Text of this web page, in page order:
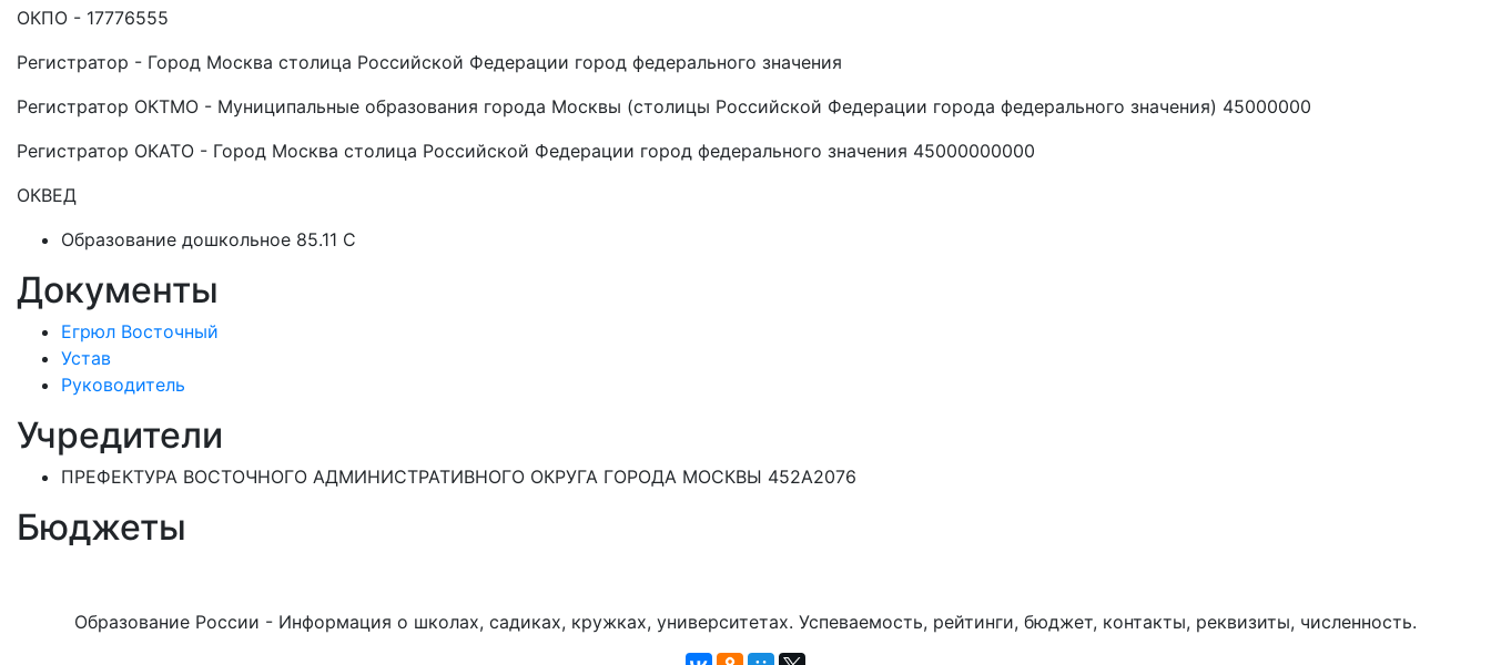
ОКПО - 17776555
Регистратор - Город Москва столица Российской Федерации город федерального значения
Регистратор ОКТМО - Муниципальные образования города Москвы (столицы Российской Федерации города федерального значения) 45000000
Регистратор ОКАТО - Город Москва столица Российской Федерации город федерального значения 45000000000
ОКВЕД
Образование дошкольное 85.11 C
Документы
Егрюл Восточный
Устав
Руководитель
Учредители
ПРЕФЕКТУРА ВОСТОЧНОГО АДМИНИСТРАТИВНОГО ОКРУГА ГОРОДА МОСКВЫ 452А2076
Бюджеты
Образование России - Информация о школах, садиках, кружках, университетах. Успеваемость, рейтинги, бюджет, контакты, реквизиты, численность.